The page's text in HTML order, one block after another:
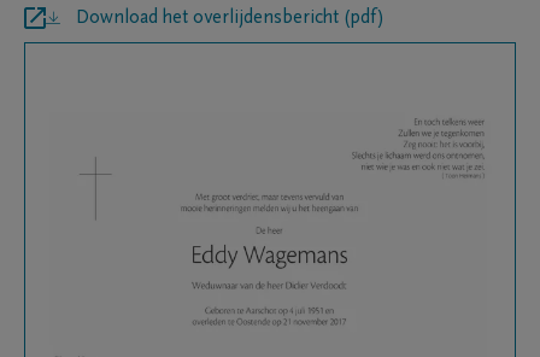
Download het overlijdensbericht (pdf)